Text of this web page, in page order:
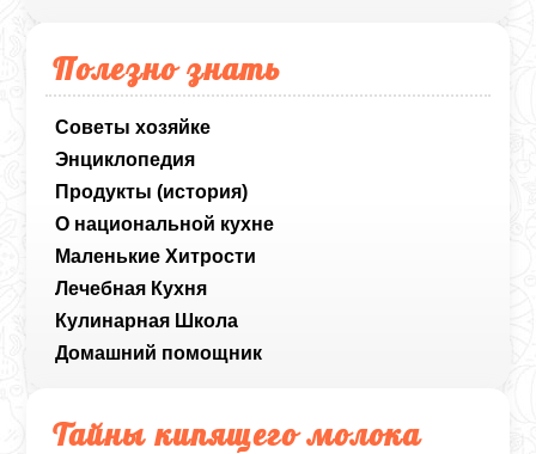
Полезно знать
Советы хозяйке
Энциклопедия
Продукты (история)
О национальной кухне
Маленькие Хитрости
Лечебная Кухня
Кулинарная Школа
Домашний помощник
Тайны кипящего молока